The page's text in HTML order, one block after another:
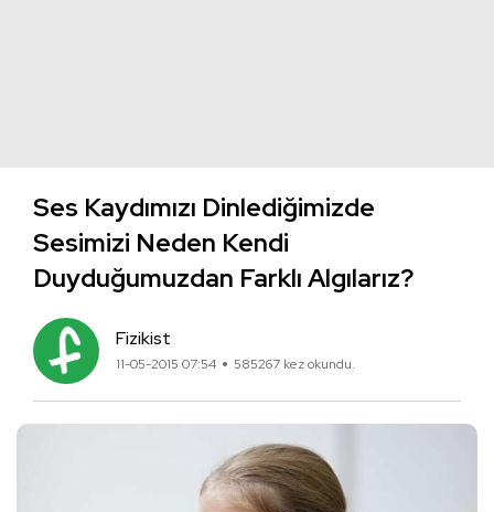
Ses Kaydımızı Dinlediğimizde
Sesimizi Neden Kendi
Duyduğumuzdan Farklı Algılarız?
Fizikist
11-05-2015 07:54 585267 kez okundu.